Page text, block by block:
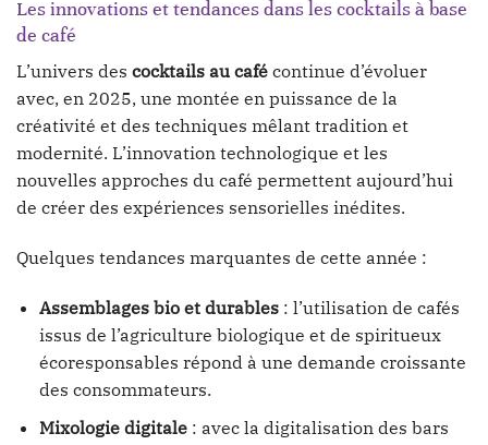
Les innovations et tendances dans les cocktails à base
de café
L’univers des cocktails au café continue d’évoluer
avec, en 2025, une montée en puissance de la
créativité et des techniques mêlant tradition et
modernité. L’innovation technologique et les
nouvelles approches du café permettent aujourd’hui
de créer des expériences sensorielles inédites.
Quelques tendances marquantes de cette année :
Assemblages bio et durables: l’utilisation de cafés
issus de l’agriculture biologique et de spiritueux
écoresponsables répond à une demande croissante
des consommateurs.
Mixologie digitale: avec la digitalisation des bars